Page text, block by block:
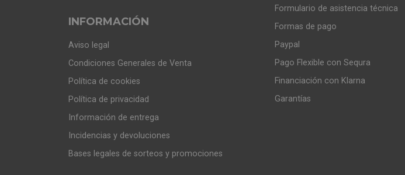
INFORMACIÓN
Aviso legal
Condiciones Generales de Venta
Política de cookies
Política de privacidad
Información de entrega
Incidencias y devoluciones
Bases legales de sorteos y promociones
Formulario de asistencia técnica
Formas de pago
Paypal
Pago Flexible con Sequra
Financiación con Klarna
Garantías